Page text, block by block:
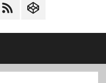
RSS CodepenIO